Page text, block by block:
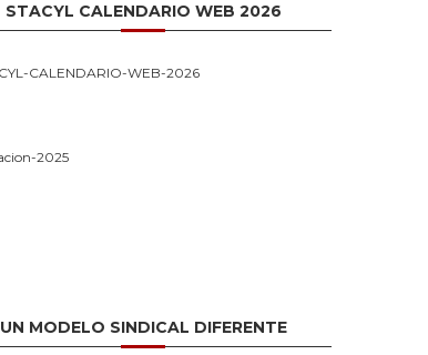
STACYL CALENDARIO WEB 2026
UN MODELO SINDICAL DIFERENTE